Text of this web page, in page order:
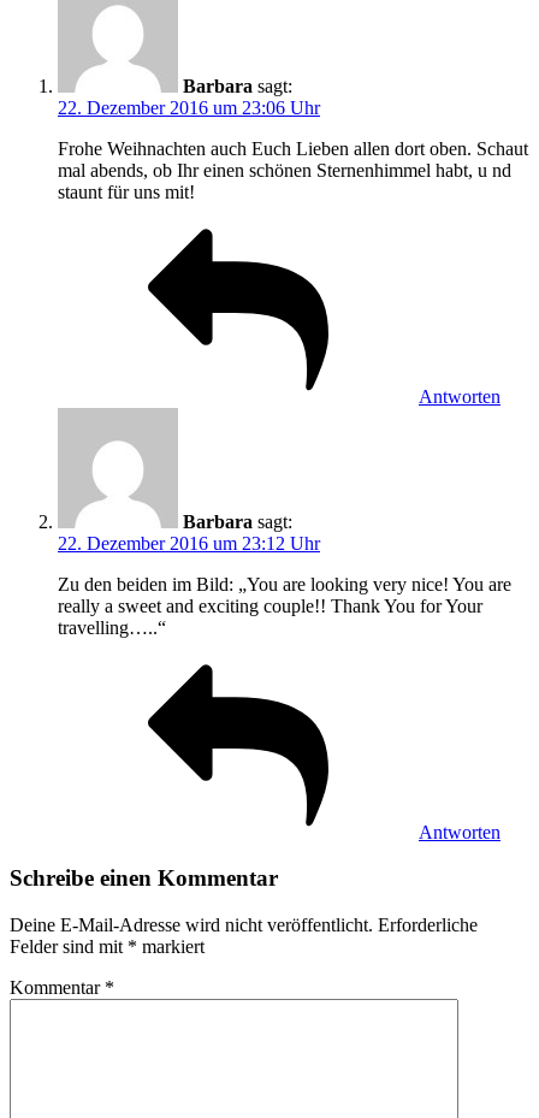
Barbara sagt:
22. Dezember 2016 um 23:06 Uhr
Frohe Weihnachten auch Euch Lieben allen dort oben. Schaut
mal abends, ob Ihr einen schönen Sternenhimmel habt, u nd
staunt für uns mit!
Antworten
Barbara sagt:
22. Dezember 2016 um 23:12 Uhr
Zu den beiden im Bild: „You are looking very nice! You are
really a sweet and exciting couple!! Thank You for Your
travelling…..“
Antworten
Schreibe einen Kommentar
Deine E-Mail-Adresse wird nicht veröffentlicht. Erforderliche
Felder sind mit * markiert
Kommentar *